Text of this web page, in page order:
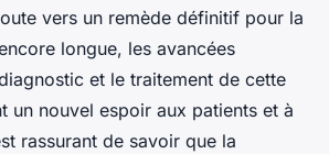
vers un remède définitif pour la
longue, les avancées
et le traitement de cette
un nouvel espoir aux patients et à
rassurant de savoir que la